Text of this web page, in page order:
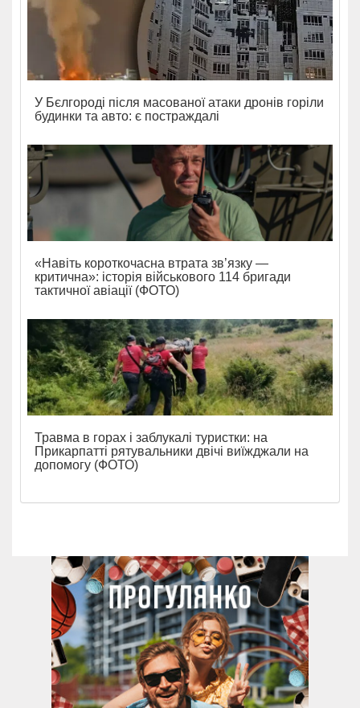
У Бєлгороді після масованої атаки дронів горіли
будинки та авто: є постраждалі
«Навіть короткочасна втрата зв’язку —
критична»: історія військового 114 бригади
тактичної авіації (ФОТО)
Травма в горах і заблукалі туристки: на
Прикарпатті рятувальники двічі виїжджали на
допомогу (ФОТО)